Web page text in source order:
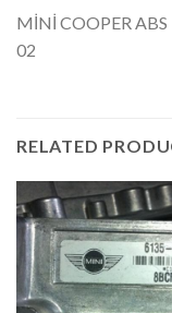
MİNİ COOPER
02
RELATED